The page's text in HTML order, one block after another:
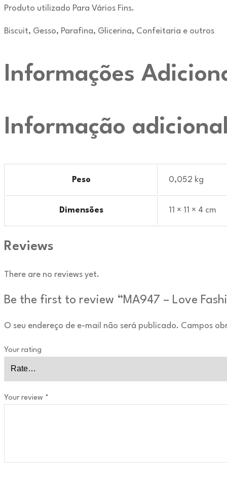
Produto utilizado Para Vários Fins.
Biscuit, Gesso, Parafina, Glicerina, Confeitaria e outros
Informações
Informação adicional
Peso 0,052 kg
Dimensões 11 × 11 × 4 cm
Reviews
There are no reviews yet.
Be the first to review “MA947 – Love
O seu endereço de e-mail não será publicado. Campos
Your rating
Your review *